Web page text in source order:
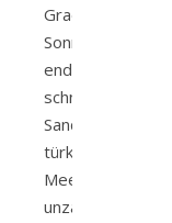
Grad,
Sonnenschein,
endlose
schneeweiße
Sandstrände,
türkises
Meer,
unzählige